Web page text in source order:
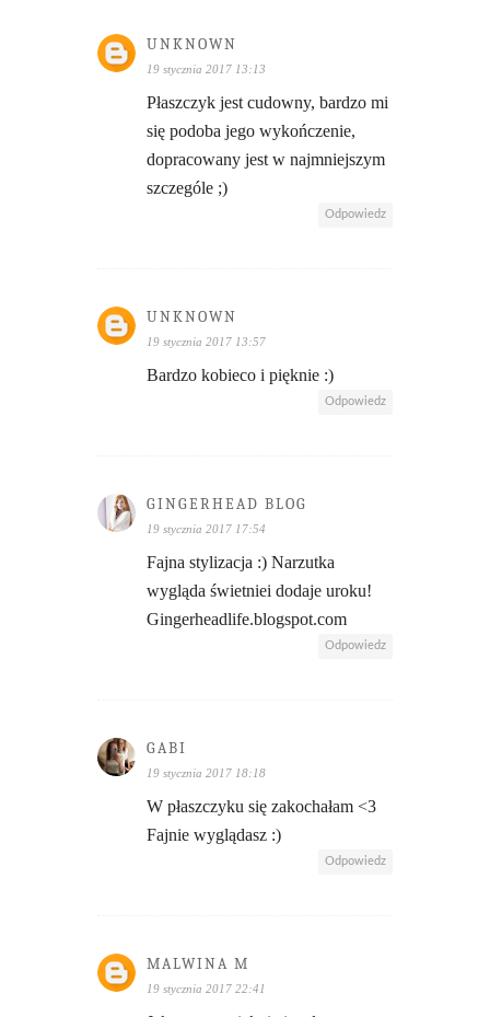
UNKNOWN
19 stycznia 2017 13:13
Płaszczyk jest cudowny, bardzo mi
się podoba jego wykończenie,
dopracowany jest w najmniejszym
szczególe ;)
Odpowiedz
UNKNOWN
19 stycznia 2017 13:57
Bardzo kobieco i pięknie :)
Odpowiedz
GINGERHEAD BLOG
19 stycznia 2017 17:54
Fajna stylizacja :) Narzutka
wygląda świetniei dodaje uroku!
Gingerheadlife.blogspot.com
Odpowiedz
GABI
19 stycznia 2017 18:18
W płaszczyku się zakochałam <3
Fajnie wyglądasz :)
Odpowiedz
MALWINA M
19 stycznia 2017 22:41